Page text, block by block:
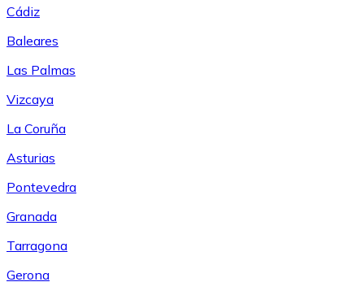
Cádiz
Baleares
Las Palmas
Vizcaya
La Coruña
Asturias
Pontevedra
Granada
Tarragona
Gerona